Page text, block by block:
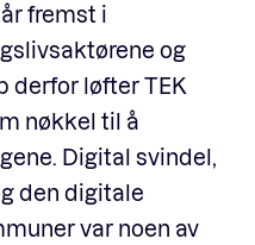
fremst i
og
derfor løfter TEK
nøkkel til å
Digital svindel,
den digitale
var noen av